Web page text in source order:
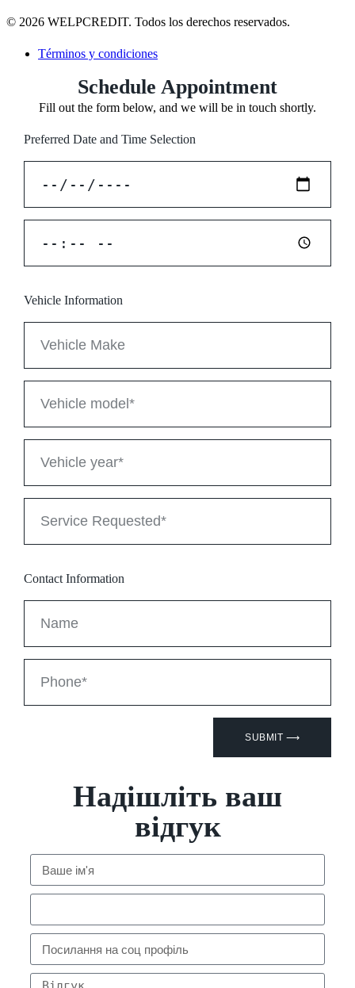
© 2026 WELPCREDIT. Todos los derechos reservados.
Términos y condiciones
Schedule Appointment
Fill out the form below, and we will be in touch shortly.
Preferred Date and Time Selection
Vehicle Information
Contact Information
SUBMIT ⟶
Надішліть ваш
відгук